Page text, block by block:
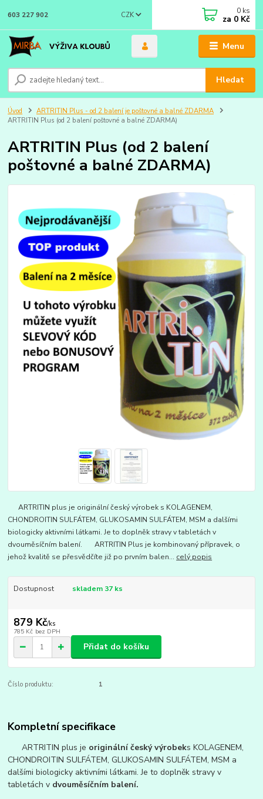
Menu
CZK
Hledat
603 227 902 0 ks
za 0 Kč
Úvod
ARTRITIN Plus - od 2 balení je poštovné a balné ZDARMA
ARTRITIN Plus (od 2 balení poštovné a balné ZDARMA)
ARTRITIN Plus (od 2 balení
poštovné a balné ZDARMA)
ARTRITIN plus je originální český výrobek s KOLAGENEM,
CHONDROITIN SULFÁTEM, GLUKOSAMIN SULFÁTEM, MSM a dalšími
biologicky aktivními látkami. Je to doplněk stravy v tabletách v
dvouměsíčním balení. ARTRITIN Plus je kombinovaný přípravek, o
jehož kvalitě se přesvědčíte již po prvním balen... celý popis
Dostupnost skladem 37 ks
879 Kč/ks
785 Kč bez DPH
Přidat do košíku
Číslo produktu: 1
Kompletní specifikace
ARTRITIN plus je originálníčeský výrobeks KOLAGENEM,
CHONDROITIN SULFÁTEM, GLUKOSAMIN SULFÁTEM, MSM a
dalšími biologicky aktivními látkami. Je to doplněk stravy v
tabletách v dvouměsíčním balení.